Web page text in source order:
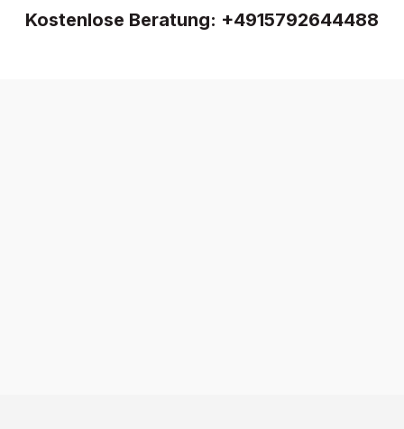
Kostenlose Beratung: +4915792644488